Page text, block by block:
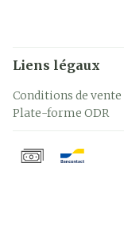
Liens légaux
Conditions de vente
Plate-forme ODR